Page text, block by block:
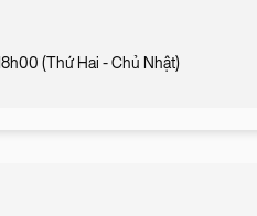
(Thứ Hai - Chủ Nhật)